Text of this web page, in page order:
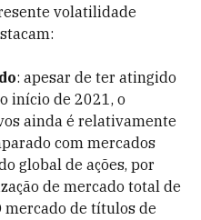
volatilidade
: apesar de ter atingido
início de 2021, o
ainda é relativamente
com mercados
global de ações, por
de mercado total de
mercado de títulos de